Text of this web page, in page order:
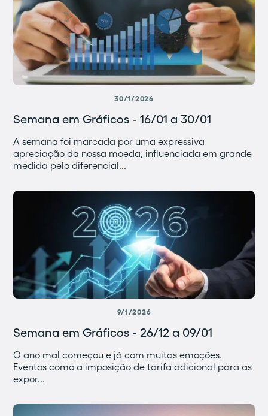
30/1/2026
Semana em Gráficos - 16/01 a 30/01
A semana foi marcada por uma expressiva
apreciação da nossa moeda, influenciada em grande
medida pelo diferencial...
9/1/2026
Semana em Gráficos - 26/12 a 09/01
O ano mal começou e já com muitas emoções.
Eventos como a imposição de tarifa adicional para as
expor...